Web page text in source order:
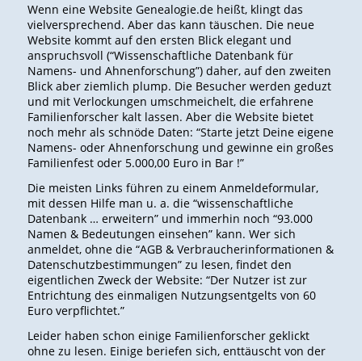
Wenn eine Website Genealogie.de heißt, klingt das
vielversprechend. Aber das kann täuschen. Die neue
Website kommt auf den ersten Blick elegant und
anspruchsvoll (“Wissenschaftliche Datenbank für
Namens- und Ahnenforschung”) daher, auf den zweiten
Blick aber ziemlich plump. Die Besucher werden geduzt
und mit Verlockungen umschmeichelt, die erfahrene
Familienforscher kalt lassen. Aber die Website bietet
noch mehr als schnöde Daten: “Starte jetzt Deine eigene
Namens- oder Ahnenforschung und gewinne ein großes
Familienfest oder 5.000,00 Euro in Bar !”
Die meisten Links führen zu einem Anmeldeformular,
mit dessen Hilfe man u. a. die “wissenschaftliche
Datenbank … erweitern” und immerhin noch “93.000
Namen & Bedeutungen einsehen” kann. Wer sich
anmeldet, ohne die “AGB & Verbraucherinformationen &
Datenschutzbestimmungen” zu lesen, findet den
eigentlichen Zweck der Website: “Der Nutzer ist zur
Entrichtung des einmaligen Nutzungsentgelts von 60
Euro verpflichtet.”
Leider haben schon einige Familienforscher geklickt
ohne zu lesen. Einige beriefen sich, enttäuscht von der